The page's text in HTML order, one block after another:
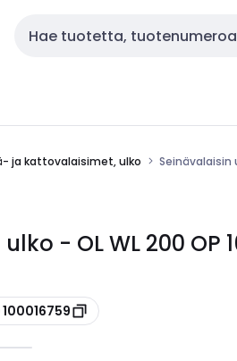
Haku
ja kattovalaisimet, ulko Seinävalaisin
- OL WL 200 OP